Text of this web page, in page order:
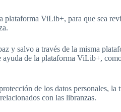
ViLib+, para que sea
y salvo a través de la misma
de la plataforma ViLib+,
de los datos personales,
con las libranzas.